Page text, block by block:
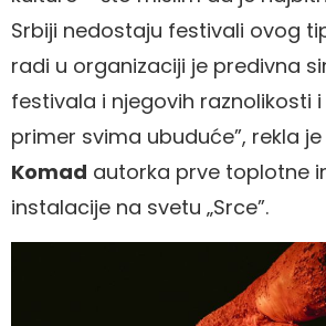
Srbiji nedostaju festivali ovog
radi u organizaciji je predivna
festivala i njegovih raznolikosti
primer svima ubuduće”, rekla je
Komad autorka prve toplotne
instalacije na svetu „Srce”.